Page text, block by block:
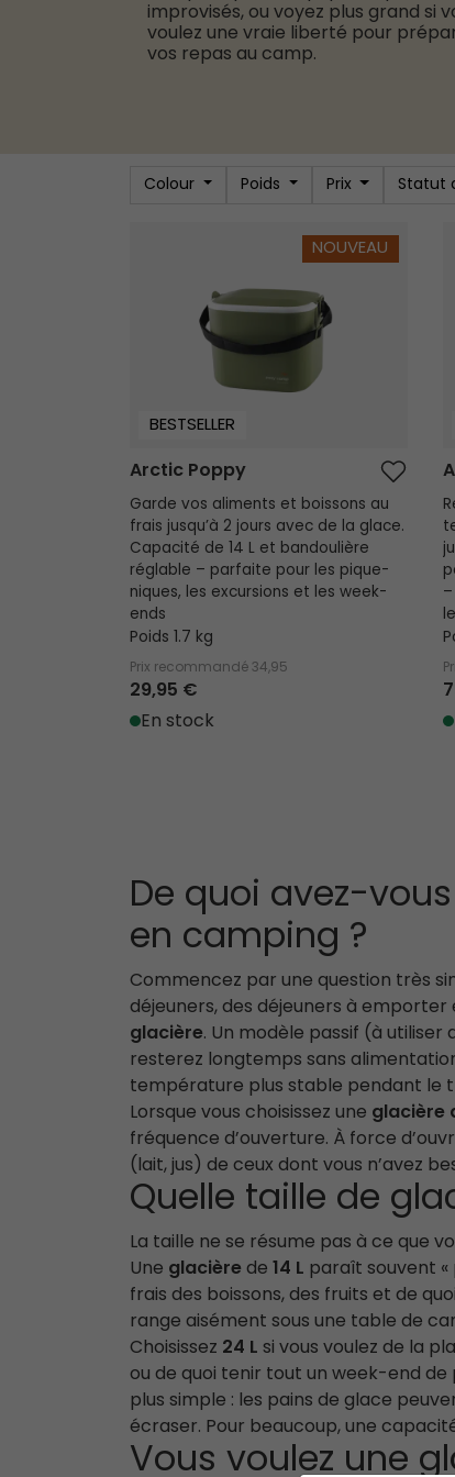
improvisés, ou voyez plus grand si
voulez une vraie liberté pour
vos repas au camp.
Colour Poids Prix Statut
NOUVEAU
BESTSELLER
Arctic Poppy
Garde vos aliments et boissons au
frais jusqu’à 2 jours avec de la glace.
Capacité de 14 L et bandoulière
réglable – parfaite pour les pique-
niques, les excursions et les week-
ends
Poids 1.7 kg
Prix recommandé 34,95
29,95 €
En stock
De quoi avez-
en camping ?
Commencez par une question très
déjeuners, des déjeuners à
glacière. Un modèle passif (à
resterez longtemps sans
température plus stable pendant le
Lorsque vous choisissez une glacière
fréquence d’ouverture. À force
(lait, jus) de ceux dont vous n’avez
Quelle taille de
La taille ne se résume pas à ce que
Une glacièrede14 L paraît souvent «
frais des boissons, des fruits et de
range aisément sous une table de
Choisissez 24 Lsi vous voulez de la
ou de quoi tenir tout un week-end
plus simple : les pains de glace
écraser. Pour beaucoup, une
Vous voulez une